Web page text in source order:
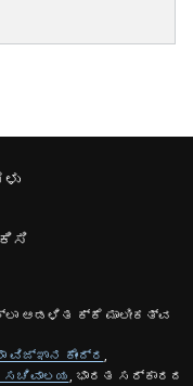
ಆಡಳಿತ ಕ್ಕೆ ಮಾಲೀಕತ್ವ
ವಿಜ್ಞಾನ ಕೇಂದ್ರ ,
ಸಚಿವಾಲಯ, ಭಾರತ ಸರ್ಕಾರದ